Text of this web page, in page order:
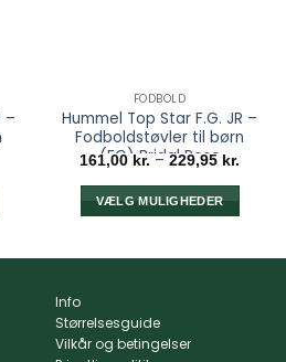
–
kr..
FODBOLD
Hummel Top Star F.G. JR –
Fodboldstøvler til børn
(FG) Bridal Rose
161,00 kr. – 229,95 kr.
til
VÆLG MULIGHEDER
varianter.
Mulighederne
Info
Størrelsesguide
Vilkår og betingelser